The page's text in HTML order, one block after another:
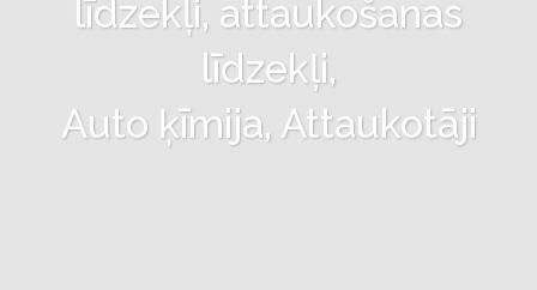
līdzekļi, attaukošanas
līdzekļi,
Auto ķīmija, Attaukotāji